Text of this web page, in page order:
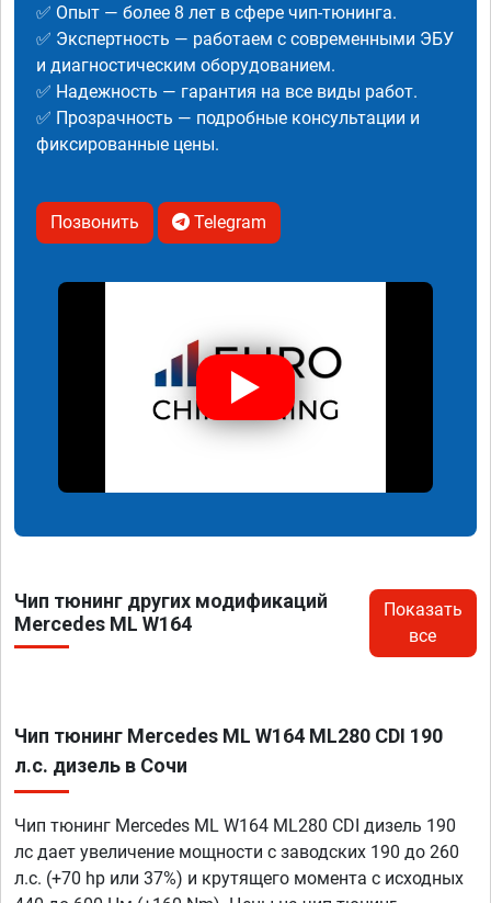
✅ Опыт — более 8 лет в сфере чип-тюнинга.
✅ Экспертность — работаем с современными ЭБУ
и диагностическим оборудованием.
✅ Надежность — гарантия на все виды работ.
✅ Прозрачность — подробные консультации и
фиксированные цены.
Позвонить Telegram
Чип тюнинг других модификаций
Mercedes ML W164
Показать
все
Чип тюнинг Mercedes ML W164 ML280 CDI 190
л.с. дизель в Сочи
Чип тюнинг Mercedes ML W164 ML280 CDI дизель 190
лс дает увеличение мощности с заводских 190 до 260
л.с. (+70 hp или 37%) и крутящего момента с исходных